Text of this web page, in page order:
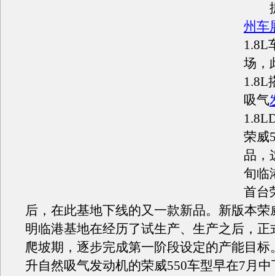
据
州车
1.8L
场，
1.8L
吸气
荣威
品，
旬临
首台
后，在此基地下线的又一款新品。新版本荣
明临港基地在经历了试生产、生产之后，正
爬坡期，逐步完成第一阶段设定的产能目标
升自然吸气发动机的荣威550车型早在7月